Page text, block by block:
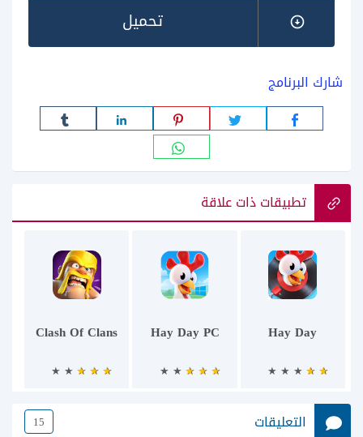
تحميل
شارك البرنامج
تطبيقات ذات علاقة
Hay Day
Hay Day PC
Clash Of Clans
التعليقات 15